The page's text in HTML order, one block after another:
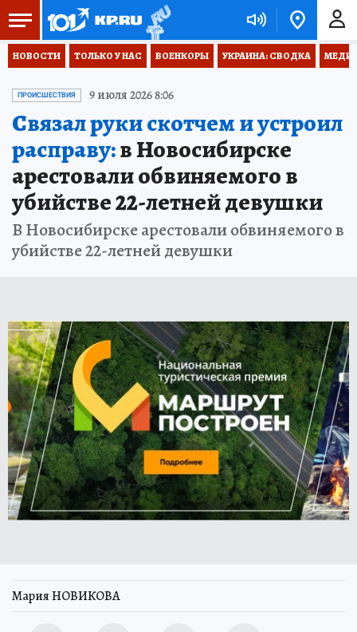
НОВОСТИ ТОЛЬКО У НАС ВОЕНКОРЫ УКРАИНА: СВОДКА
ПРОИСШЕСТВИЯ 9 июля 2026 8:06
Связал руки скотчем и устроил
расправу:в Новосибирске
арестовали обвиняемого в
убийстве 22-летней девушки
В Новосибирске арестовали обвиняемого в
убийстве 22-летней девушки
Мария НОВИКОВА